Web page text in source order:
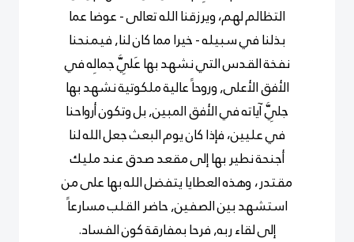
التظالم لهم، ويرزقنا الله تعالى - عوضا عما
بذلنا في سبيله - خيرا مما كان لنا, فيمنحنا
نفخة القدس التي نشهد بها عَلِيَّ جمالِه في
الأفق الأعلى, وروحاً عالية ملكوتية نشهد بها
جلِيَّ آياته في الأفق المبين, بل وتكون أرواحنا
في عليين، فإذا كان يوم البعث جعل الله لنا
أجنحة نطير بها إلى مقعد صدق عند مليك
مقتدر، وهذه العطايا يتفضل الله بها على من
استشهد بين الصفين, حاضر القلب مسارعاً
إلى لقاء ربه, فرحا بمفارقة كون الفساد.